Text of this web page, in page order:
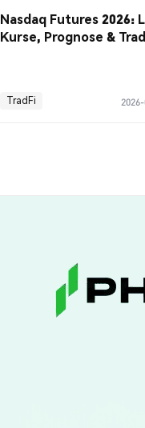
Nasdaq Futures 2026:
Kurse, Prognose &
TradFi